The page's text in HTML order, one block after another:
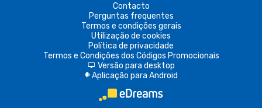
Contacto
Perguntas frequentes
Termos e condições gerais
Utilização de cookies
Política de privacidade
Termos e Condições dos Códigos Promocionais
d Versão para desktop
A Aplicação para Android